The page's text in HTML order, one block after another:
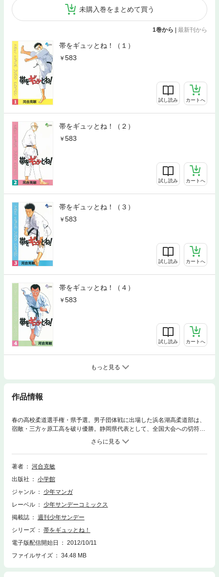
未購入巻をまとめて買う
1巻から 最新刊から
帯をギュッとね！（１）
583
試し読み カートへ
帯をギュッとね！（２）
583
試し読み カートへ
帯をギュッとね！（３）
583
試し読み カートへ
帯をギュッとね！（４）
583
試し読み カートへ
もっと見る
作品情報
春の高校柔道選手権・県予選。男子団体戦に出場した浜名湖高柔道部は、
宿敵・三方ヶ原工高を破り優勝。静岡県代表として、全国大会への切符を
手にする。だが、県大会は一つの通過点。目標は、あくまでも日本武道館
での日本一。ところが、その前に恐怖の儀式が浜高の面々を待ち受けてい
るのだ。そう、その名は泣く子も黙る「期末テスト」！！
著者
河合克敏
出版社
小学館
ジャンル
少年マンガ
レーベル
少年サンデーコミックス
掲載誌
週刊少年サンデー
シリーズ
帯をギュッとね！
電子版配信開始日
2012/10/11
ファイルサイズ
34.48 MB